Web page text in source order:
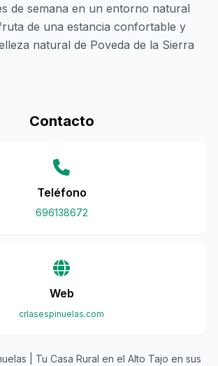
de semana en un entorno natural
de una estancia confortable y
natural de Poveda de la Sierra
Contacto
Teléfono
696138672
Web
crlasespinuelas.com
| Tu Casa Rural en el Alto Tajo en sus